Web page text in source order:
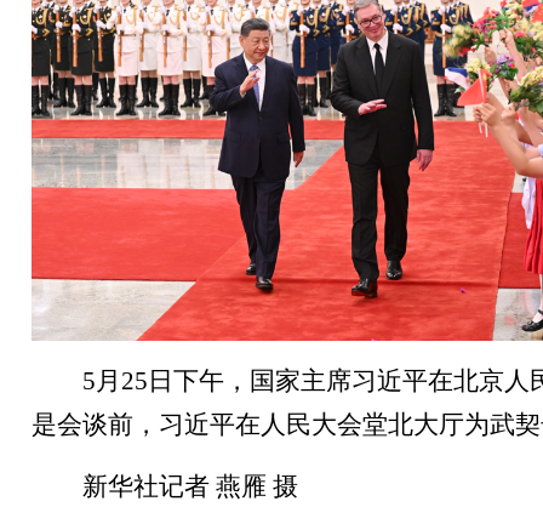
5月25日下午，国家主席习近平在北京
是会谈前，习近平在人民大会堂北大厅为武
新华社记者 燕雁 摄